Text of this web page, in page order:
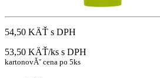
54,50 KÄŤ s DPH
53,50 KÄŤ/ks s DPH
kartonovĂˇ cena po 5ks